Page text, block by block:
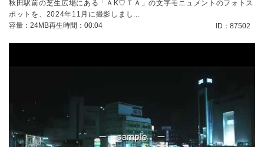
秋田駅前の芝生広場にある「ＡK♡ＴＡ」の文字モニュメントのフォトス
ポットを、2024年11月に撮影しまし...
容量：24MB再生時間：00:04 ID：87502